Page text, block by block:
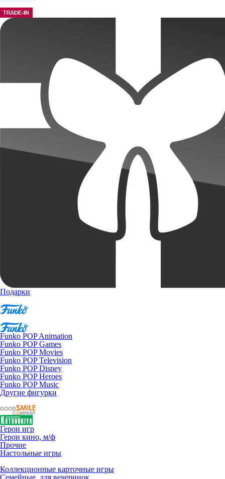
Подарки
Funko POP Animation
Funko POP Games
Funko POP Movies
Funko POP Television
Funko POP Disney
Funko POP Heroes
Funko POP Music
Другие фигурки
Герои игр
Герои кино, м/ф
Прочие
Настольные игры
Коллекционные карточные игры